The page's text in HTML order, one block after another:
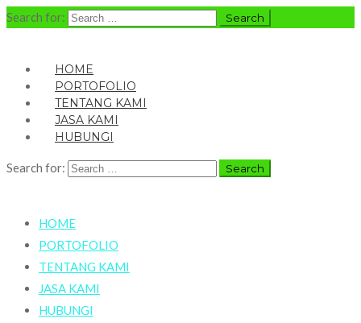
Search for:
HOME
PORTOFOLIO
TENTANG KAMI
JASA KAMI
HUBUNGI
Search for:
HOME
PORTOFOLIO
TENTANG KAMI
JASA KAMI
HUBUNGI